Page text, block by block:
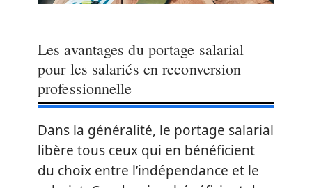
Les avantages du portage salarial
pour les salariés en reconversion
professionnelle
Dans la généralité, le portage salarial
libère tous ceux qui en bénéficient
du choix entre l’indépendance et le